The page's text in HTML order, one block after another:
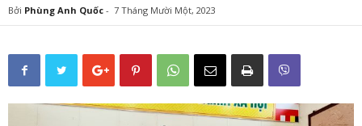
Bởi Phùng Anh Quốc - 7 Tháng Mười Một, 2023